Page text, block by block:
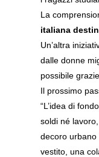
La
italiana
Un’altra
dalle donne
possibile
Il prossimo
“L’idea di
soldi né
decoro urbano
vestito, una